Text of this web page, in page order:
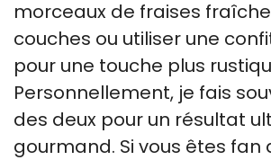
morceaux de fraises
couches ou utiliser une
pour une touche plus
Personnellement, je fais
des deux pour un résultat
gourmand. Si vous êtes fan